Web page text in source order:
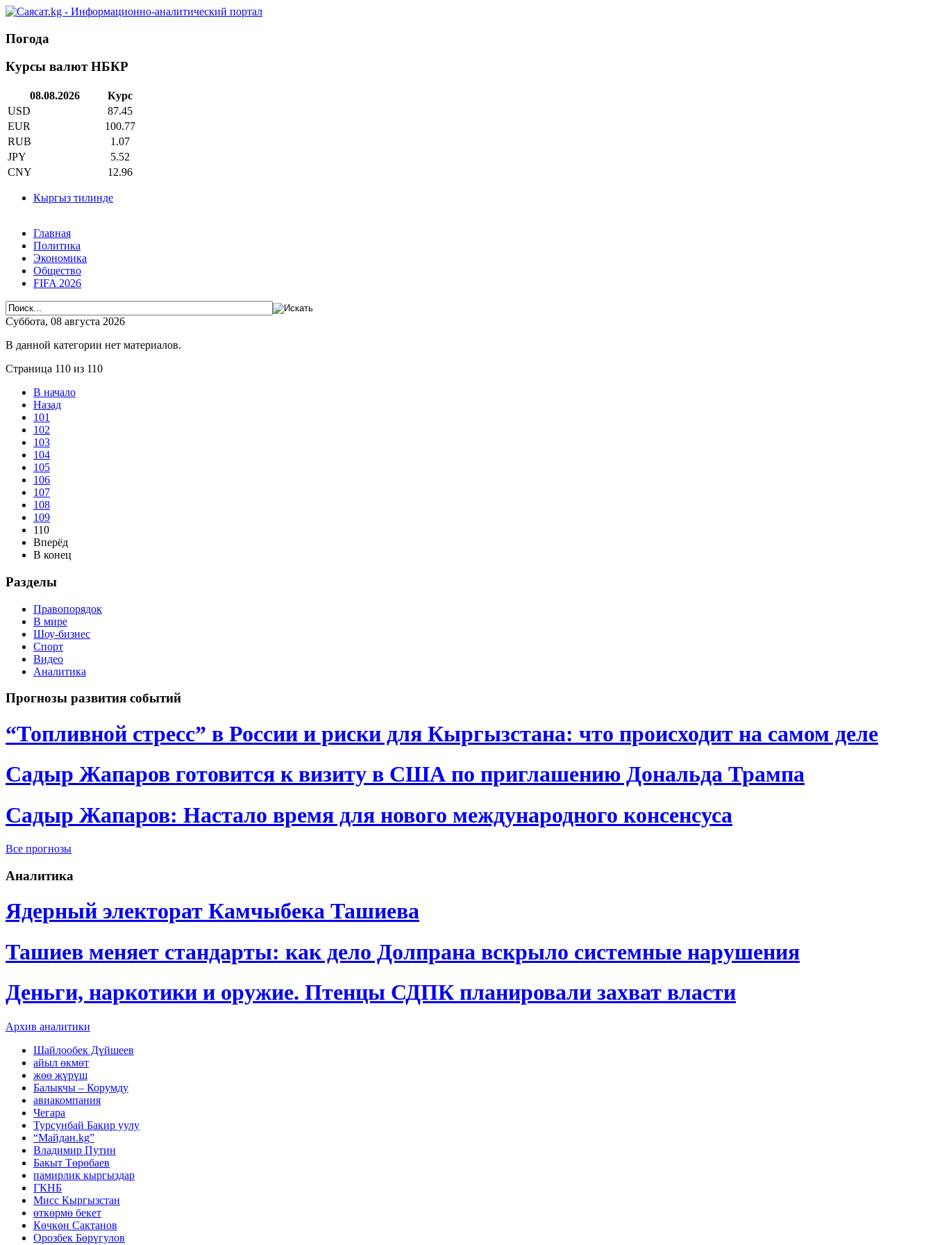
Погода
Курсы валют НБКР
08.08.2026
Курс
USD
87.45
EUR
100.77
RUB
1.07
JPY
5.52
CNY
12.96
Кыргыз тилинде
Главная
Политика
Экономика
Общество
FIFA 2026
Суббота, 08 августа 2026
В данной категории нет материалов.
Страница 110 из 110
В начало
Назад
101
102
103
104
105
106
107
108
109
110
Вперёд
В конец
Разделы
Правопорядок
В мире
Шоу-бизнес
Спорт
Видео
Аналитика
Прогнозы развития событий
“Топливной стресс” в России и риски для Кыргызстана: что происходит на самом деле
Садыр Жапаров готовится к визиту в США по приглашению Дональда Трампа
Садыр Жапаров: Настало время для нового международного консенсуса
Все прогнозы
Аналитика
Ядерный электорат Камчыбека Ташиева
Ташиев меняет стандарты: как дело Долпрана вскрыло системные нарушения
Деньги, наркотики и оружие. Птенцы СДПК планировали захват власти
Архив аналитики
Шайлообек Дүйшеев
айыл өкмөт
жөө жүрүш
Балыкчы – Корумду
авиакомпания
Чегара
Турсунбай Бакир уулу
“Майдан.kg”
Владимир Путин
Бакыт Төрөбаев
памирлик кыргыздар
ГКНБ
Мисс Кыргызстан
өткөрмө бекет
Көчкөн Сактанов
Орозбек Бөрүгулов